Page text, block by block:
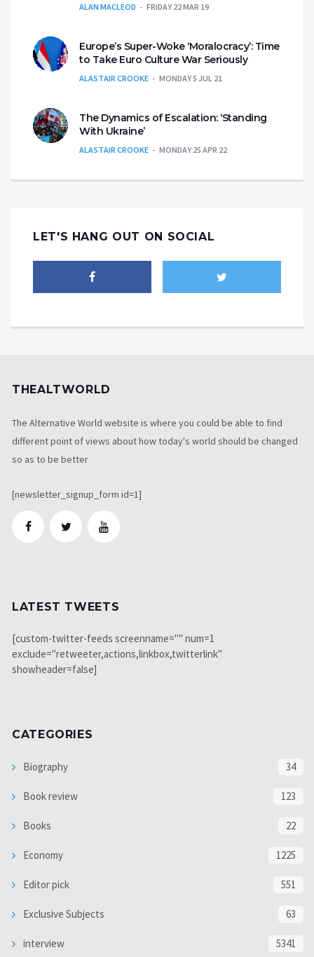
ALAN MACLEOD FRIDAY 22 MAR 19
Europe’s Super-Woke ‘Moralocracy’: Time
to Take Euro Culture War Seriously
ALASTAIR CROOKE MONDAY 5 JUL 21
The Dynamics of Escalation: ‘Standing
With Ukraine’
ALASTAIR CROOKE MONDAY 25 APR 22
LET'S HANG OUT ON SOCIAL
THEALTWORLD
The Alternative World website is where you could be able to find
different point of views about how today's world should be changed
so as to be better
[newsletter_signup_form id=1]
LATEST TWEETS
[custom-twitter-feeds screenname="" num=1
exclude="retweeter,actions,linkbox,twitterlink"
showheader=false]
CATEGORIES
Biography 34
Book review 123
Books 22
Economy 1225
Editor pick 551
Exclusive Subjects 63
interview 5341